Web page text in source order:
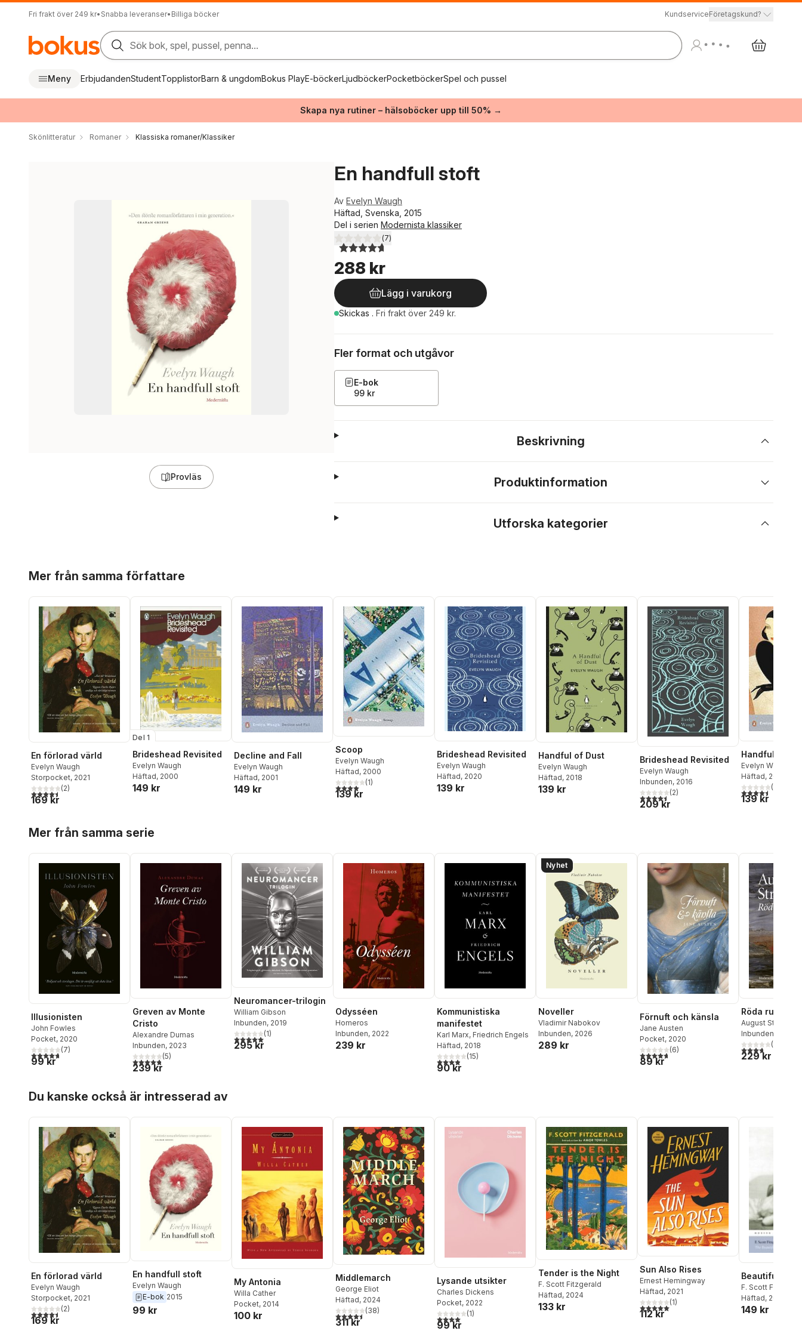
Fri frakt över 249 kr• Snabba leveranser• Billiga böcker KundserviceFöretagskund?
Sök bok, spel, pussel, penna...
Meny ErbjudandenStudentTopplistorBarn & ungdomBokus PlayE-böckerLjudböckerPocketböckerSpel och pussel
Skapa nya rutiner – hälsoböcker upp till 50% →
Skönlitteratur Romaner Klassiska romaner/Klassiker
Provläs
En handfull stoft
Av Evelyn Waugh
Häftad, Svenska, 2015
Del i serien Modernista klassiker
4,7utav 5 stjärnor. Totalt antal röster:
(7)
288 kr
Lägg i varukorg
Skickas . Fri frakt över 249 kr.
Fler format och utgåvor
E-bok
99 kr
Beskrivning
Produktinformation
Utforska kategorier
Mer från samma författare
En förlorad värld
Evelyn Waugh
Storpocket, 2021
4,5utav 5 stjärnor. Totalt antal röster:
(2)
169 kr
Del 1
Brideshead Revisited
Evelyn Waugh
Häftad, 2000
149 kr
Decline and Fall
Evelyn Waugh
Häftad, 2001
149 kr
Scoop
Evelyn Waugh
Häftad, 2000
4,0utav 5 stjärnor. Totalt antal röster:
(1)
139 kr
Brideshead Revisited
Evelyn Waugh
Häftad, 2020
139 kr
Handful of Dust
Evelyn Waugh
Häftad, 2018
139 kr
Brideshead Revisited
Evelyn Waugh
Inbunden, 2016
4,5utav 5 stjärnor. Totalt antal röster:
(2)
209 kr
Handful of
Evelyn Waugh
Häftad, 2000
4,5utav 5(
139 kr
Mer från samma serie
Illusionisten
John Fowles
Pocket, 2020
4,7utav 5 stjärnor. Totalt antal röster:
(7)
99 kr
Greven av Monte
Cristo
Alexandre Dumas
Inbunden, 2023
4,8utav 5 stjärnor. Totalt antal röster:
(5)
239 kr
Neuromancer-trilogin
William Gibson
Inbunden, 2019
5,0utav 5 stjärnor. Totalt antal röster:
(1)
295 kr
Odysséen
Homeros
Inbunden, 2022
239 kr
Kommunistiska
manifestet
Karl Marx, Friedrich Engels
Häftad, 2018
3,9utav 5 stjärnor. Totalt antal röster:
(15)
90 kr
Nyhet
Noveller
Vladimir Nabokov
Inbunden, 2026
289 kr
Förnuft och känsla
Jane Austen
Pocket, 2020
4,7utav 5 stjärnor. Totalt antal röster:
(6)
89 kr
Röda rummet
August
Inbunden
3,7utav 5(
229 kr
Du kanske också är intresserad av
En förlorad värld
Evelyn Waugh
Storpocket, 2021
4,5utav 5 stjärnor. Totalt antal röster:
(2)
169 kr
En handfull stoft
Evelyn Waugh
E-bok 2015
99 kr
My Antonia
Willa Cather
Pocket, 2014
100 kr
Middlemarch
George Eliot
Häftad, 2024
4,5utav 5 stjärnor. Totalt antal röster:
(38)
311 kr
Lysande utsikter
Charles Dickens
Pocket, 2022
4,0utav 5 stjärnor. Totalt antal röster:
(1)
99 kr
Tender is the Night
F. Scott Fitzgerald
Häftad, 2024
133 kr
Sun Also Rises
Ernest Hemingway
Häftad, 2021
5,0utav 5 stjärnor. Totalt antal röster:
(1)
112 kr
Beautiful and
F. Scott
Häftad, 2004
149 kr